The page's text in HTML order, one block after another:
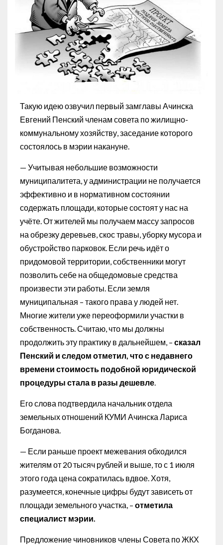
Такую идею озвучил первый замглавы Ачинска
Евгений Пенский членам совета по жилищно-
коммунальному хозяйству, заседание которого
состоялось в мэрии накануне.
— Учитывая небольшие возможности
муниципалитета, у администрации не получается
эффективно и в нормативном состоянии
содержать площади, которые состоят у нас на
учёте. От жителей мы получаем массу запросов
на обрезку деревьев, скос травы, уборку мусора и
обустройство парковок. Если речь идёт о
придомовой территории, собственники могут
позволить себе на общедомовые средства
произвести эти работы. Если земля
муниципальная – такого права у людей нет.
Многие жители уже переоформили участки в
собственность. Считаю, что мы должны
продолжить эту практику в дальнейшем, – сказал
Пенский и следом отметил, что с недавнего
времени стоимость подобной юридической
процедуры стала в разы дешевле.
Его слова подтвердила начальник отдела
земельных отношений КУМИ Ачинска Лариса
Богданова.
— Если раньше проект межевания обходился
жителям от 20 тысяч рублей и выше, то с 1 июля
этого года цена сократилась вдвое. Хотя,
разумеется, конечные цифры будут зависеть от
площади земельного участка, – отметила
специалист мэрии.
Предложение чиновников члены Совета по ЖКХ